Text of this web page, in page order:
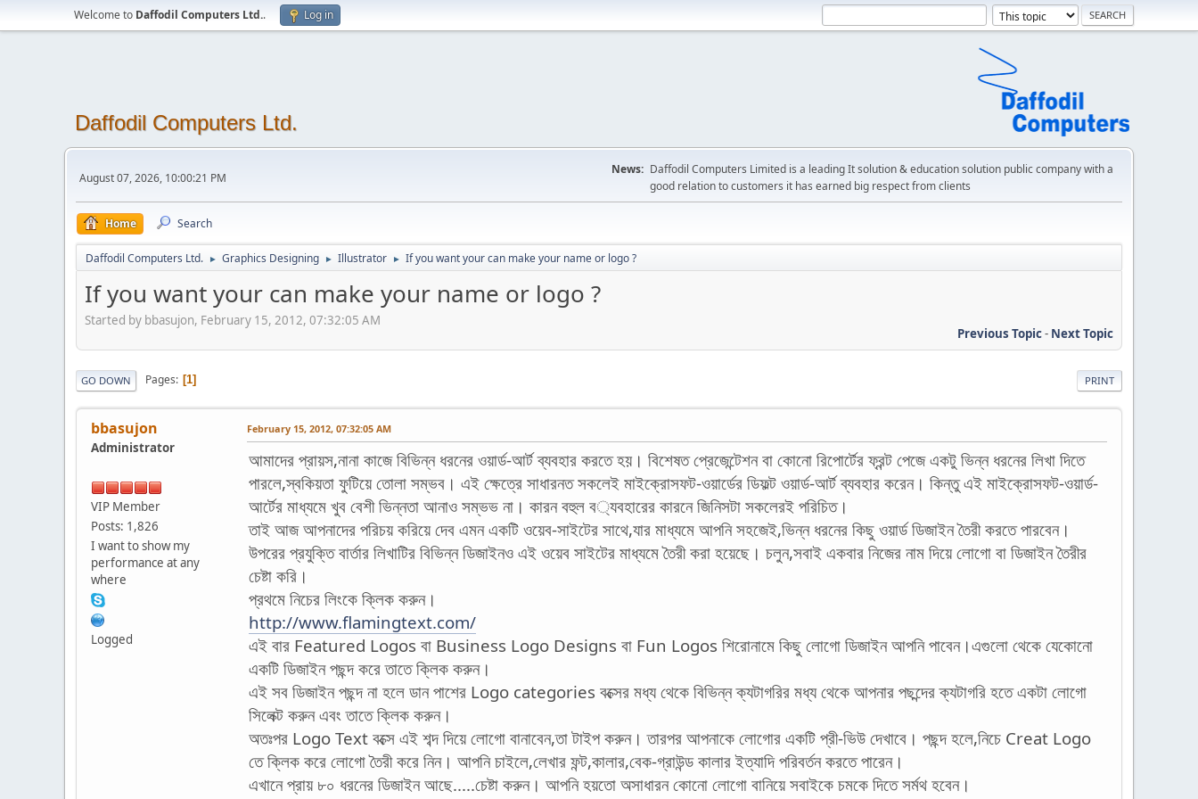
Welcome to Daffodil Computers Ltd.. Log in
Daffodil Computers Ltd.
August 07, 2026, 10:00:21 PM
News: Daffodil Computers Limited is a leading It solution & education solution public company with a
good relation to customers it has earned big respect from clients
Home Search
Daffodil Computers Ltd. ► Graphics Designing ► Illustrator ► If you want your can make your name or logo ?
If you want your can make your name or logo ?
Started by bbasujon, February 15, 2012, 07:32:05 AM
Previous Topic- Next Topic
PRINT
GO DOWN Pages 1
bbasujon
Administrator
VIP Member
Posts: 1,826
I want to show my
performance at any
where
Logged
February 15, 2012, 07:32:05 AM
আমাদের প্রায়স,নানা কাজে বিভিন্ন ধরনের ওয়ার্ড-আর্ট ব্যবহার করতে হয়। বিশেষত প্রেজেন্টেশন বা কোনো রিপোর্টের ফ্রন্ট পেজে একটু ভিন্ন ধরনের লিখা দিতে
পারলে,স্বকিয়তা ফুটিয়ে তোলা সম্ভব। এই ক্ষেত্রে সাধারনত সকলেই মাইক্রোসফট-ওয়ার্ডের ডিফল্ট ওয়ার্ড-আর্ট ব্যবহার করেন। কিন্তু এই মাইক্রোসফট-ওয়ার্ড-
আর্টের মাধ্যমে খুব বেশী ভিন্নতা আনাও সম্ভভ না। কারন বহুল ব্যবহারের কারনে জিনিসটা সকলেরই পরিচিত।
তাই আজ আপনাদের পরিচয় করিয়ে দেব এমন একটি ওয়েব-সাইটের সাথে,যার মাধ্যমে আপনি সহজেই,ভিন্ন ধরনের কিছু ওয়ার্ড ডিজাইন তৈরী করতে পারবেন।
উপরের প্রযুক্তি বার্তার লিখাটির বিভিন্ন ডিজাইনও এই ওয়েব সাইটের মাধ্যমে তৈরী করা হয়েছে। চলুন,সবাই একবার নিজের নাম দিয়ে লোগো বা ডিজাইন তৈরীর
চেষ্টা করি।
প্রথমে নিচের লিংকে ক্লিক করুন।
http://www.flamingtext.com/
এই বার Featured Logos বা Business Logo Designs বা Fun Logos শিরোনামে কিছু লোগো ডিজাইন আপনি পাবেন।এগুলো থেকে যেকোনো
একটি ডিজাইন পছন্দ করে তাতে ক্লিক করুন।
এই সব ডিজাইন পছন্দ না হলে ডান পাশের Logo categories বক্সের মধ্য থেকে বিভিন্ন ক্যটাগরির মধ্য থেকে আপনার পছন্দের ক্যটাগরি হতে একটা লোগো
সিলেক্ট করুন এবং তাতে ক্লিক করুন।
অতঃপর Logo Text বক্সে এই শব্দ দিয়ে লোগো বানাবেন,তা টাইপ করুন। তারপর আপনাকে লোগোর একটি প্রী-ভিউ দেখাবে। পছন্দ হলে,নিচে Creat Logo
তে ক্লিক করে লোগো তৈরী করে নিন। আপনি চাইলে,লেখার ফন্ট,কালার,বেক-গ্রাউন্ড কালার ইত্যাদি পরিবর্তন করতে পারেন।
এখানে প্রায় ৮০ ধরনের ডিজাইন আছে.....চেষ্টা করুন। আপনি হয়তো অসাধারন কোনো লোগো বানিয়ে সবাইকে চমকে দিতে সর্মথ হবেন।